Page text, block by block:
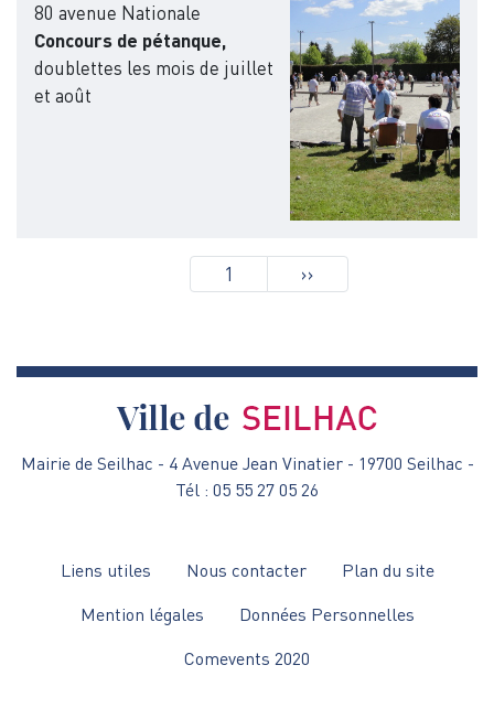
80 avenue Nationale
Concours de pétanque,
doublettes les mois de juillet
et août
1
Page
suivante
››
Mairie de Seilhac - 4 Avenue Jean Vinatier - 19700 Seilhac -
Tél : 05 55 27 05 26
Menu
Liens utiles Nous contacter
Plan du site
Mention légales
Données Personnelles
Comevents 2020